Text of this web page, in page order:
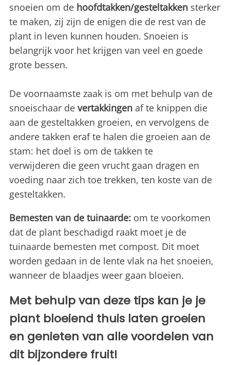
snoeien om de hoofdtakken/gesteltakken sterker
te maken, zij zijn de enigen die de rest van de
plant in leven kunnen houden. Snoeien is
belangrijk voor het krijgen van veel en goede
grote bessen.
De voornaamste zaak is om met behulp van de
snoeischaar de vertakkingen af te knippen die
aan de gesteltakken groeien, en vervolgens de
andere takken eraf te halen die groeien aan de
stam: het doel is om de takken te
verwijderen die geen vrucht gaan dragen en
voeding naar zich toe trekken, ten koste van de
gesteltakken.
Bemesten van de tuinaarde: om te voorkomen
dat de plant beschadigd raakt moet je de
tuinaarde bemesten met compost. Dit moet
worden gedaan in de lente vlak na het snoeien,
wanneer de blaadjes weer gaan bloeien.
Met behulp van deze tips kan je je
plant bloeiend thuis laten groeien
en genieten van alle voordelen van
dit bijzondere fruit!